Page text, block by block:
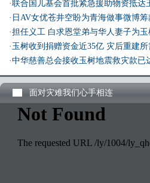
·联合国儿基会首批紧急援助物资抵达
·日AV女优苍井空盼为青海做事微博筹
·担任义工 白求恩堂弟与华人妻子为
·玉树收到捐赠资金近35亿 灾后重建
·中华慈善总会接收玉树地震救灾款已
面对灾难我们心手相连